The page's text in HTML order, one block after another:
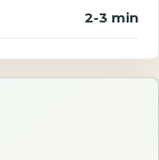
2-3 min